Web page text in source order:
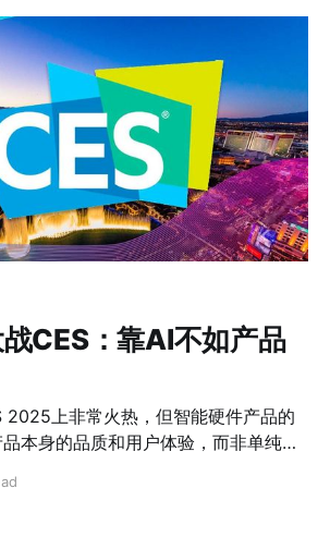
CES：靠AI不如产品
2025上非常火热，但智能硬件产品的
本身的品质和用户体验，而非单纯依